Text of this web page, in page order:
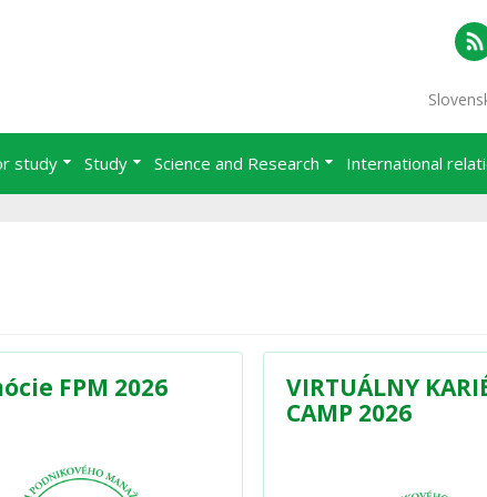
study Study Science and Research International
FPM 2026
VIRTUÁLNY
CAMP 2026